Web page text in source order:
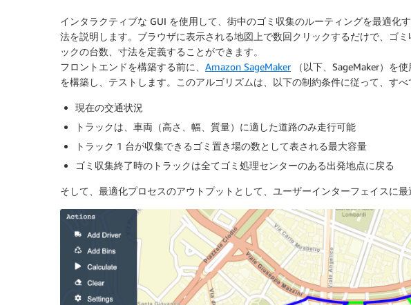
インタラクティブな GUI を使用して、街中のゴミ収集のルーティングを最適化
法を説明します。ブラウザに表示される地図上で数回クリックするだけで、ゴ
ックの台数、寸法を定義することができます。
フロントエンドを構築する前に、 Amazon SageMaker（以下、SageMaker）を
を構築し、テストします。このアルゴリズムは、以下の制約条件に従って、すべ
現在の交通状況
トラックは、車両（高さ、幅、質量）に適した道路のみ走行可能
トラック 1 台が収集できるゴミ置き場の数として表される最大容量
ゴミ収集終了時のトラックは全てゴミ処理センターのある出発地点に戻る
そして、最適化プロセスのアウトプットとして、ユーザーインターフェイスに最